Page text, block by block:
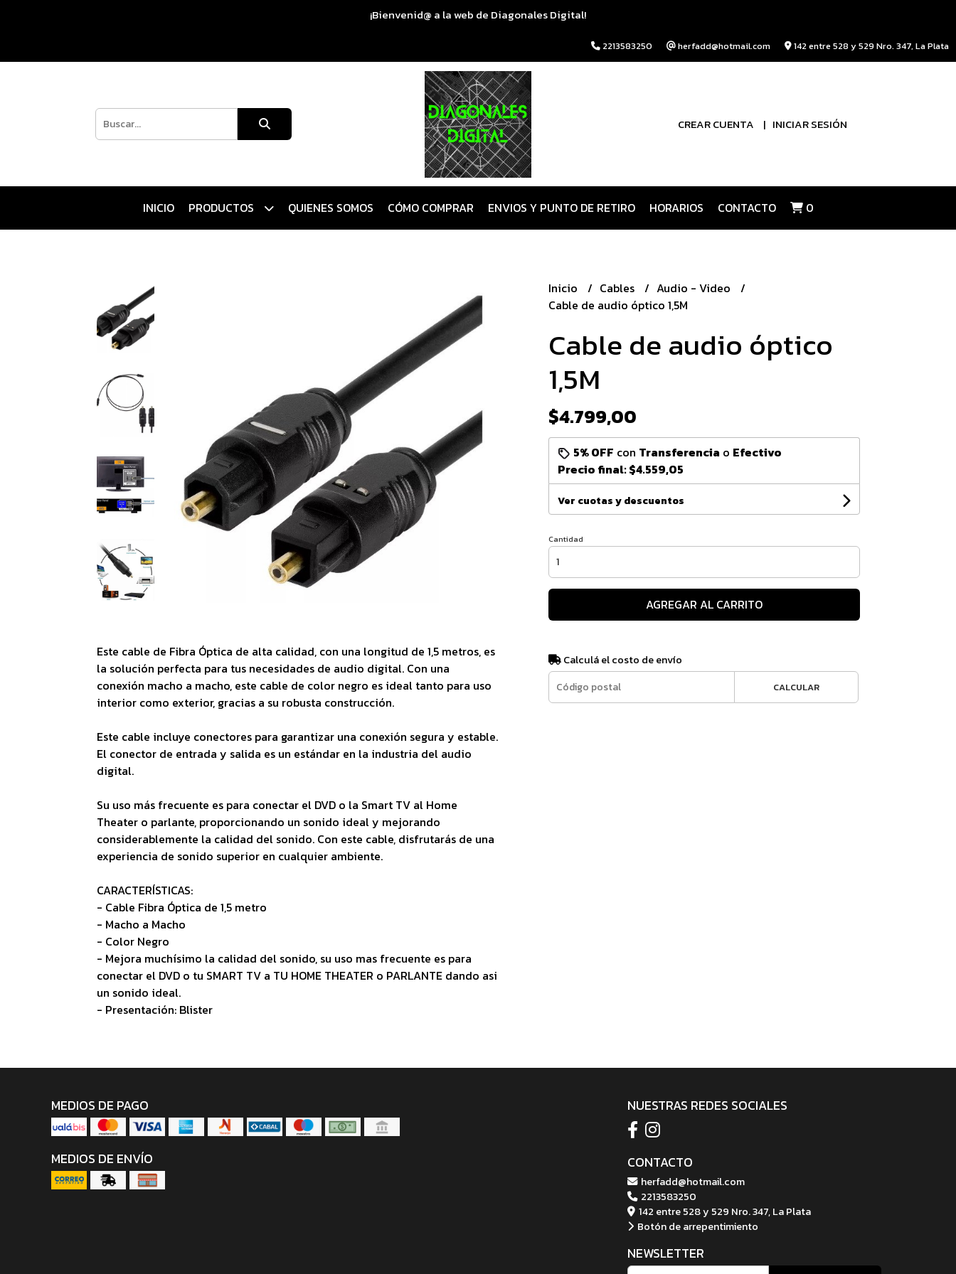
¡Bienvenid@ a la web de Diagonales Digital!
2213583250 herfadd@hotmail.com 142 entre 528 y 529 Nro. 347, La Plata
CREAR CUENTA INICIAR SESIÓN
INICIO PRODUCTOS QUIENES SOMOS CÓMO COMPRAR ENVIOS Y PUNTO DE RETIRO HORARIOS CONTACTO 0
Este cable de Fibra Óptica de alta calidad, con una longitud de 1,5 metros, es
la solución perfecta para tus necesidades de audio digital. Con una
conexión macho a macho, este cable de color negro es ideal tanto para uso
interior como exterior, gracias a su robusta construcción.
Este cable incluye conectores para garantizar una conexión segura y estable.
El conector de entrada y salida es un estándar en la industria del audio
digital.
Su uso más frecuente es para conectar el DVD o la Smart TV al Home
Theater o parlante, proporcionando un sonido ideal y mejorando
considerablemente la calidad del sonido. Con este cable, disfrutarás de una
experiencia de sonido superior en cualquier ambiente.
CARACTERÍSTICAS:
- Cable Fibra Óptica de 1,5 metro
- Macho a Macho
- Color Negro
- Mejora muchísimo la calidad del sonido, su uso mas frecuente es para
conectar el DVD o tu SMART TV a TU HOME THEATER o PARLANTE dando asi
un sonido ideal.
- Presentación: Blister
Inicio Cables
Audio - Video
Cable de audio óptico 1,5M
Cable de audio óptico
1,5M
$4.799,00
5% OFF con Transferencia o Efectivo
Precio final:$4.559,05
Ver cuotas y descuentos
Cantidad
AGREGAR AL CARRITO
Calculá el costo de envío
CALCULAR
MEDIOS DE PAGO
MEDIOS DE ENVÍO
NUESTRAS REDES SOCIALES
CONTACTO
herfadd@hotmail.com
2213583250
142 entre 528 y 529 Nro. 347, La Plata
Botón de arrepentimiento
NEWSLETTER